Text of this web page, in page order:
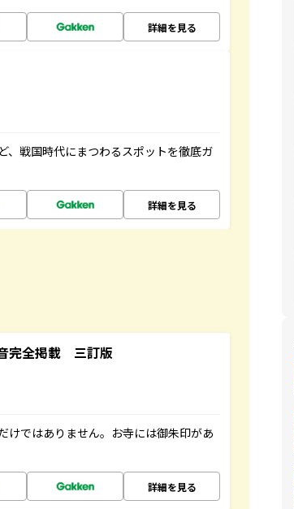
詳細を見る
、戦国時代にまつわるスポットを徹底ガ
詳細を見る
完全掲載 三訂版
けではありません。お寺には御朱印があ
詳細を見る